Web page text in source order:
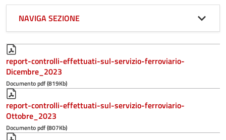
report-controlli-effettuati-sul-servizio-ferroviario-
Dicembre_2023
Documento pdf (819Kb)
report-controlli-effettuati-sul-servizio-ferroviario-
Ottobre_2023
Documento pdf (807Kb)
NAVIGA SEZIONE